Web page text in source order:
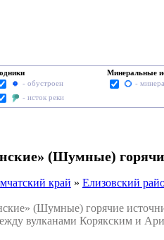
- обустроен
- исток реки
Минеральные
-
(Шумные)
край » Елизовский
(Шумные) горячие
вулканами Корякским и